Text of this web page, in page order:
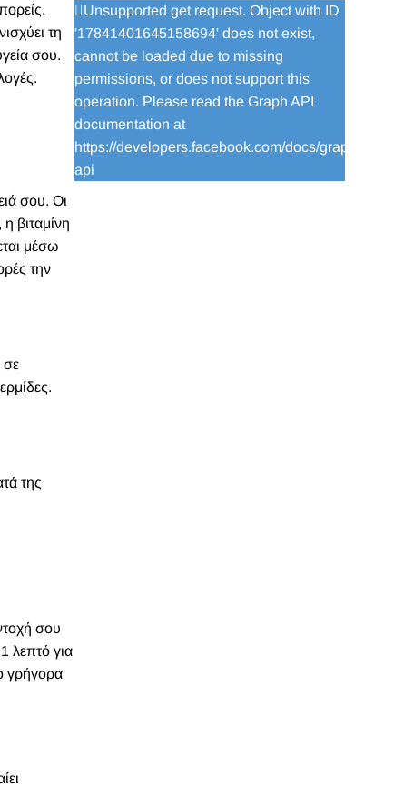
τη
σου.
σου. Οι
βιταμίνη
μέσω
την
σε
της
σου
λεπτό για
γρήγορα
Unsupported get request. Object with ID
'17841401645158694' does not exist,
cannot be loaded due to missing
permissions, or does not support this
operation. Please read the Graph API
documentation at
https://developers.facebook.com/docs/graph-
api